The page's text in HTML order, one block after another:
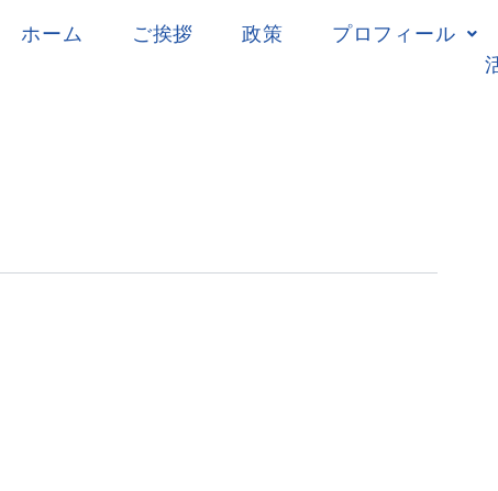
ホーム ご挨拶 政策 プロフィール